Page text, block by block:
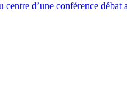
centre d’une conférence